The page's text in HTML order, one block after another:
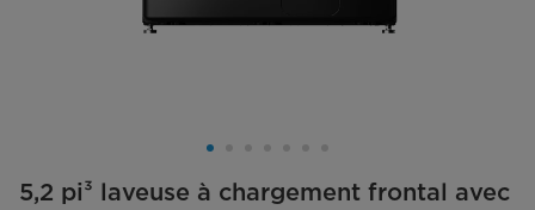
5,2 pi³ laveuse à chargement frontal avec